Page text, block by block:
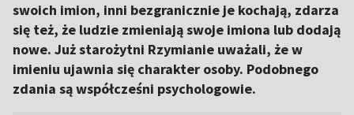
swoich imion, inni bezgranicznie je kochają, zdarza
się też, że ludzie zmieniają swoje imiona lub dodają
nowe. Już starożytni Rzymianie uważali, że w
imieniu ujawnia się charakter osoby. Podobnego
zdania są współcześni psychologowie.